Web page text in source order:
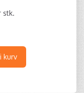
stk.
kurv